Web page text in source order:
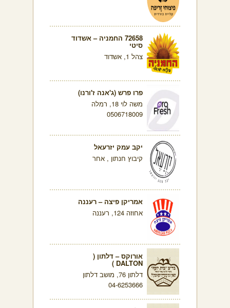
72658 החמניה – אשדוד
סיטי
צהל 1, אשדוד
פרו פרש (ג'אנה ז'ורנו)
משה לוי 18, רמלה
0506718009
יקב עמק יזרעאל
קיבוץ חנתון , אחר
אמריקן פיצה – רעננה
אחוזה 124, רעננה
אורוקס – דלתון (
DALTON )
דלתון 76, מושב דלתון
04-6253666